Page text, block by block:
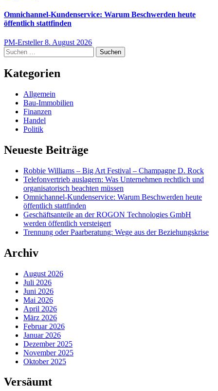
Omnichannel-Kundenservice: Warum Beschwerden heute
öffentlich stattfinden
PM-Ersteller8. August 2026
Suchen
nach:
Kategorien
Allgemein
Bau-Immobilien
Finanzen
Handel
Politik
Neueste Beiträge
Robbie Williams – Big Art Festival – Champagne D. Rock
Telefonvertrieb auslagern: Was Unternehmen rechtlich und
organisatorisch beachten müssen
Omnichannel-Kundenservice: Warum Beschwerden heute
öffentlich stattfinden
Geschäftsanteile an der ROGON Technologies GmbH
werden öffentlich versteigert
Trennung oder Paarberatung: Wege aus der Beziehungskrise
Archiv
August 2026
Juli 2026
Juni 2026
Mai 2026
April 2026
März 2026
Februar 2026
Januar 2026
Dezember 2025
November 2025
Oktober 2025
Versäumt